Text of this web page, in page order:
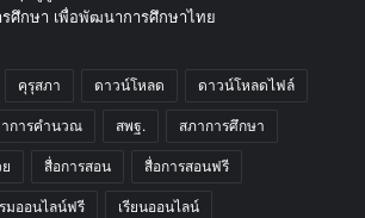
รศึกษา เพื่อพัฒนาการศึกษาไทย
คุรุสภา ดาวน์โหลด ดาวน์โหลดไฟล์
การคำนวณ สพฐ. สภาการศึกษา
สื่อการสอน สื่อการสอนฟรี
มออนไลน์ฟรี เรียนออนไลน์